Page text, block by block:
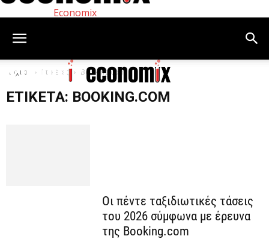
Economix
Αρχική Ετικέτες Booking.com
ΕΤΙΚΈΤΑ: BOOKING.COM
Οι πέντε ταξιδιωτικές τάσεις
του 2026 σύμφωνα με έρευνα
της Booking.com